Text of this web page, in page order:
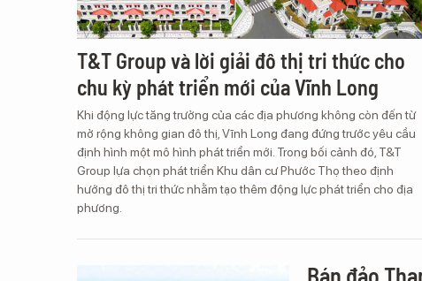
T&T Group và lời giải đô thị tri thức cho
chu kỳ phát triển mới của Vĩnh Long
Khi động lực tăng trưởng của các địa phương không còn đến từ
mở rộng không gian đô thị, Vĩnh Long đang đứng trước yêu cầu
định hình một mô hình phát triển mới. Trong bối cảnh đó, T&T
Group lựa chọn phát triển Khu dân cư Phước Thọ theo định
hướng đô thị tri thức nhằm tạo thêm động lực phát triển cho địa
phương.
Bán đảo